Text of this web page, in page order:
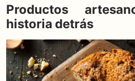
Productos
historia detrás